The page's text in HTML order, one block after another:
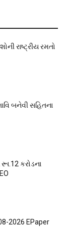
રાષ્ટ્રીય રમતો
બનેવી સહિતના
કરોડના
2026 EPaper